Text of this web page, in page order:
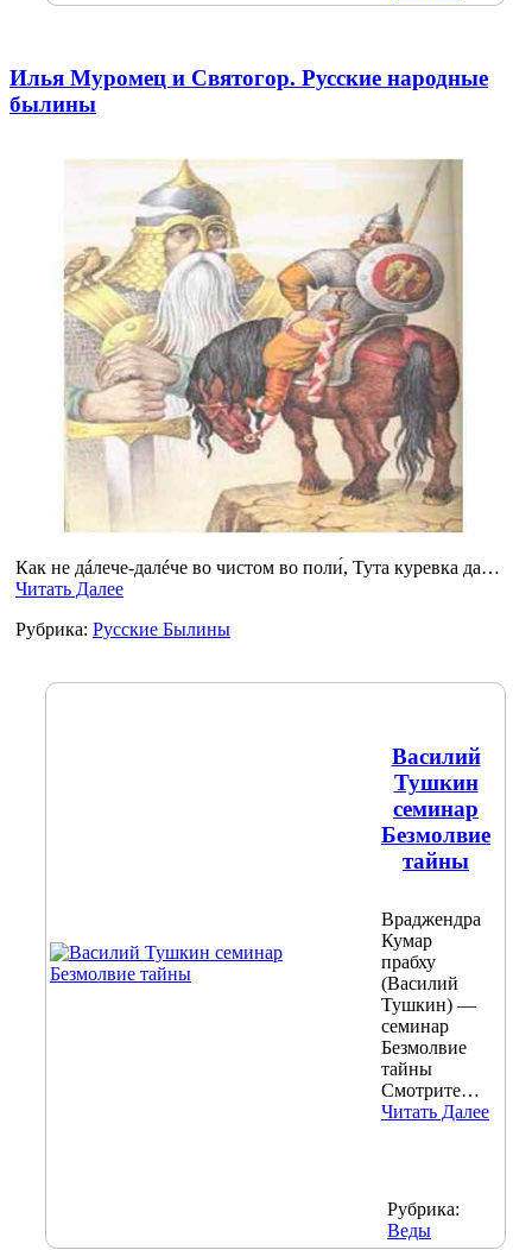
Илья Муромец и Святогор. Русские народные
былины
Как не дáлече-далéче во чистом во поли́, Тута куревка да…
Читать Далее
Рубрика: Русские Былины
Василий
Тушкин
семинар
Безмолвие
тайны
Враджендра
Кумар
прабху
(Василий
Тушкин) —
семинар
Безмолвие
тайны
Смотрите…
Читать Далее
Рубрика:
Веды